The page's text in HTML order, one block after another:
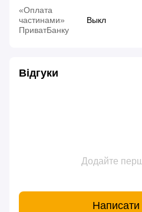
«Оплата
частинами»
ПриватБанку
Выкл
Відгуки
Додайте
Написати